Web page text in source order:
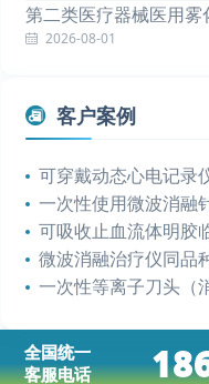
第二类医疗器械医用
2026-08-01
客户案例
可穿戴动态心电记录
一次性使用微波消融
可吸收止血流体明胶
微波消融治疗仪同品
一次性等离子刀头（
全国统一
客服电话